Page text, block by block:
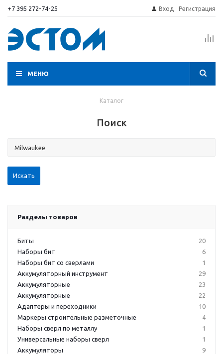
+7 395 272-74-25 Вход Регистрация
МЕНЮ
Каталог
Поиск
Разделы товаров
Биты
20
Наборы бит
6
Наборы бит со сверлами
1
Аккумуляторный инструмент
29
Аккумуляторные
23
Аккумуляторные
22
Адаптеры и переходники
10
Маркеры строительные разметочные
4
Наборы сверл по металлу
1
Универсальные наборы сверл
1
Аккумуляторы
9